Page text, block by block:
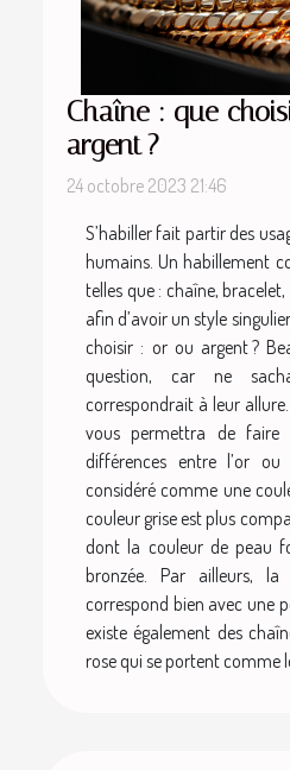
Chaîne : que
argent ?
24 octobre 2023 21:46
S’habiller fait partir des
humains. Un habillement
telles que : chaîne,
afin d’avoir un style
choisir : or ou argent ?
question, car ne
correspondrait à leur
vous permettra de faire
différences entre l’or ou
considéré comme une
couleur grise est plus
dont la couleur de peau
bronzée. Par ailleurs,
correspond bien avec une
existe également des
rose qui se portent comme